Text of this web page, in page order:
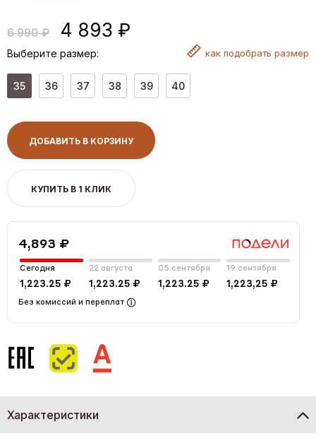
6 990 ₽ 4 893 ₽
Выберите размер: как подобрать размер
35 36 37 38 39 40
ДОБАВИТЬ В КОРЗИНУ
КУПИТЬ В 1 КЛИК
4,893 ₽
Сегодня
1,223.25 ₽
22 августа
1,223.25 ₽
05 сентября
1,223.25 ₽
19 сентября
1,223,25 ₽
Без комиссий и переплат
Характеристики